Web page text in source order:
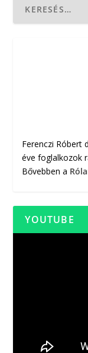
Ferenczi Róbert
éve foglalkozok
Bővebben a
YOUTUBE